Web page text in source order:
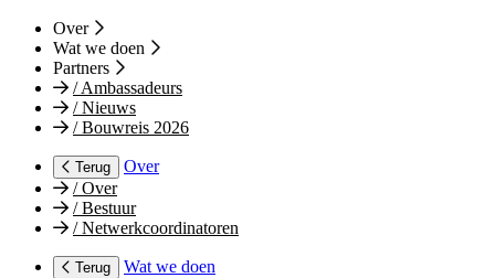
Over
Wat we doen
Partners
/Ambassadeurs
/Nieuws
/Bouwreis 2026
Terug
Over
/Over
/Bestuur
/Netwerkcoordinatoren
Terug
Wat we doen